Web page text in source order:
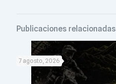
Publicaciones relacionadas
7 agosto, 2026